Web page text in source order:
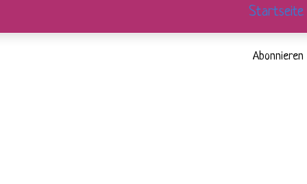
Startseite
Abonnieren